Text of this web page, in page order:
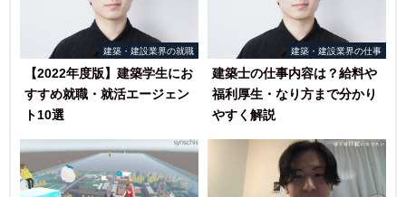
建築・建設業界の就職
【2022年度版】建築学生にお
すすめ就職・就活エージェン
ト10選
建築・建設業界の仕事
建築士の仕事内容は？給料や
福利厚生・なり方まで分かり
やすく解説